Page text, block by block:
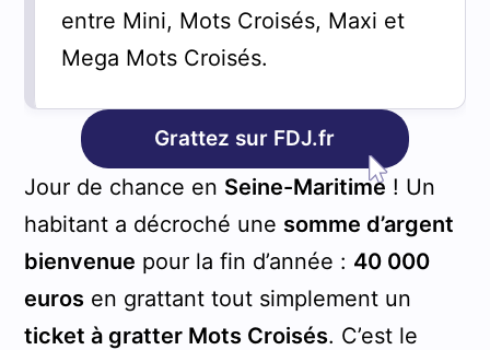
entre Mini, Mots Croisés, Maxi et
Mega Mots Croisés.
Grattez sur FDJ.fr
Jour de chance en Seine-Maritime ! Un
habitant a décroché une somme d’argent
bienvenue pour la fin d’année : 40 000
eurosen grattant tout simplement un
ticket à gratter Mots Croisés. C’est le